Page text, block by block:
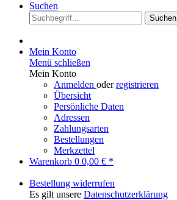
Suchen
Suchen
Mein Konto
Menü schließen
Mein Konto
Anmelden oderregistrieren
Übersicht
Persönliche Daten
Adressen
Zahlungsarten
Bestellungen
Merkzettel
Warenkorb 0 0,00 € *
Bestellung widerrufen
Es gilt unsere Datenschutzerklärung